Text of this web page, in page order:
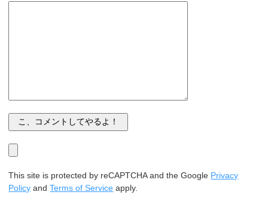
This site is protected by reCAPTCHA and the Google Privacy
Policy andTerms of Service apply.